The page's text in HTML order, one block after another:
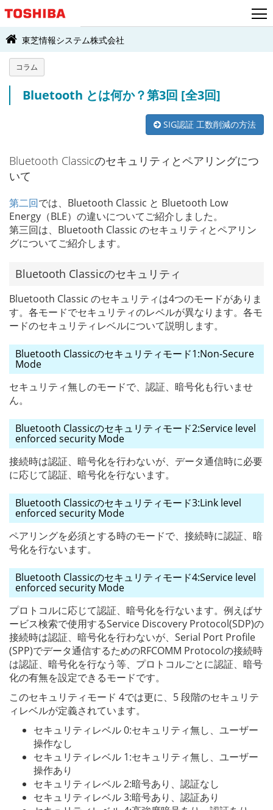
東芝情報システム株式会社
コラム
Bluetooth とは何か？第3回 [全3回]
SIG認証 工数削減の方法
Bluetooth Classicのセキュリティとペアリングにつ
いて
第二回では、Bluetooth Classic と Bluetooth Low
Energy（BLE）の違いについてご紹介しました。
第三回は、Bluetooth Classic のセキュリティとペアリン
グについてご紹介します。
Bluetooth Classicのセキュリティ
Bluetooth Classic のセキュリティは4つのモードがありま
す。各モードでセキュリティのレベルが異なります。各モ
ードのセキュリティレベルについて説明します。
Bluetooth Classicのセキュリティモード1:Non-Secure
Mode
セキュリティ無しのモードで、認証、暗号化も行いませ
ん。
Bluetooth Classicのセキュリティモード2:Service level
enforced security Mode
接続時は認証、暗号化を行わないが、データ通信時に必要
に応じて認証、暗号化を行ないます。
Bluetooth Classicのセキュリティモード3:Link level
enforced security Mode
ペアリングを必須とする時のモードで、接続時に認証、暗
号化を行ないます。
Bluetooth Classicのセキュリティモード4:Service level
enforced security Mode
プロトコルに応じて認証、暗号化を行ないます。例えばサ
ービス検索で使用するService Discovery Protocol(SDP)の
接続時は認証、暗号化を行わないが、Serial Port Profile
(SPP)でデータ通信するためのRFCOMM Protocolの接続時
は認証、暗号化を行なう等、プロトコルごとに認証、暗号
化の有無を設定できるモードです。
このセキュリティモード 4では更に、5 段階のセキュリテ
ィレベルが定義されています。
セキュリティレベル 0:セキュリティ無し、ユーザー
操作なし
セキュリティレベル 1:セキュリティ無し、ユーザー
操作あり
セキュリティレベル 2:暗号あり、認証なし
セキュリティレベル 3:暗号あり、認証あり